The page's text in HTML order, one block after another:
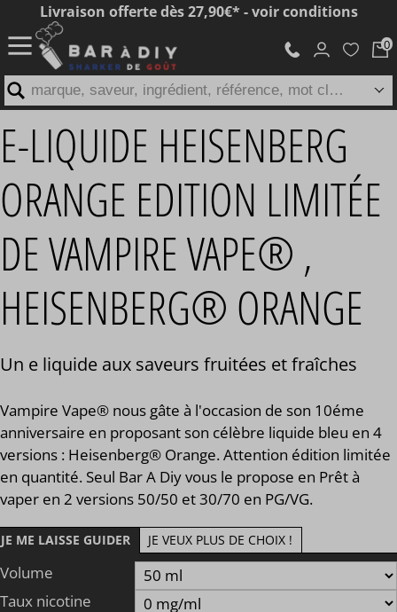
E-LIQUIDE HEISENBERG
ORANGE EDITION LIMITÉE
DE VAMPIRE VAPE® ,
HEISENBERG® ORANGE
Un e liquide aux saveurs fruitées et fraîches
Vampire Vape® nous gâte à l'occasion de son 10éme
anniversaire en proposant son célèbre liquide bleu en 4
versions : Heisenberg® Orange. Attention édition limitée
en quantité. Seul Bar A Diy vous le propose en Prêt à
vaper en 2 versions 50/50 et 30/70 en PG/VG.
JE ME LAISSE GUIDER JE VEUX PLUS DE CHOIX !
Volume
Taux nicotine
Livraison offerte dès 27,90€* - voir conditions
marque, saveur, ingrédient, référence, mot clé...